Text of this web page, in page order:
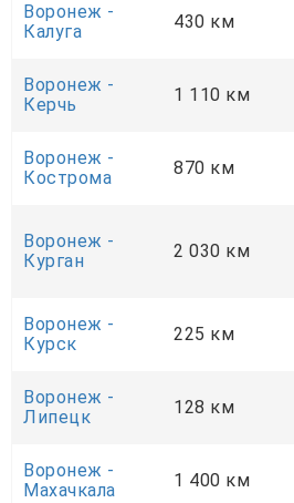
Воронеж -
Калуга
430 км
Воронеж -
Керчь
1 110 км
Воронеж -
Кострома
870 км
Воронеж -
Курган
2 030 км
Воронеж -
Курск
225 км
Воронеж -
Липецк
128 км
Воронеж -
Махачкала
1 400 км